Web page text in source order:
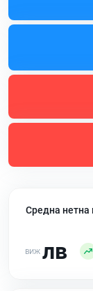
Средна нетна
лв